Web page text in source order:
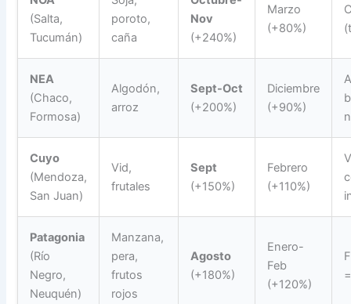
(Salta,
Tucumán)
poroto,
caña
Nov
(+240%)
Marzo
(+80%)
NEA
(Chaco,
Formosa)
Algodón,
arroz
Sept-Oct
(+200%)
Diciembre
(+90%)
Cuyo
(Mendoza,
San Juan)
Vid,
frutales
Sept
(+150%)
Febrero
(+110%)
Patagonia
(Río
Negro,
Neuquén)
Manzana,
pera,
frutos
rojos
Agosto
(+180%)
Enero-
Feb
(+120%)